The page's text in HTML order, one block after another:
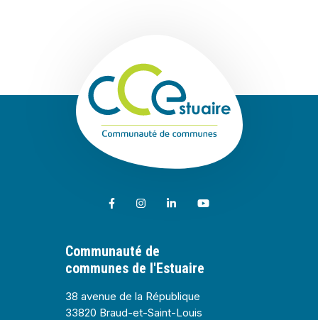
Lien vers le compte Facebook
Lien vers le compte Instagram
Lien vers le compte Linkedin
Lien vers la chaîne
Communauté de
communes de l'Estuaire
38 avenue de la République
33820 Braud-et-Saint-Louis